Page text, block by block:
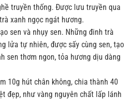
truyền thống. Được lưu truyền qua
xanh ngọc ngát hương.
sen và nhụy sen. Những đinh trà
lửa tự nhiên, được sấy cùng sen, tạo
sen thơm ngon, tỏa hương dịu dàng
10g hút chân không, chia thành 40
đẹp, như vàng nguyên chất lấp lánh